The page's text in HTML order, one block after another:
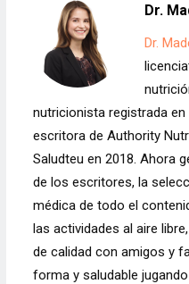
Dr.
Dr.
nutricionista registrada
escritora de Authority
Saludteu en 2018. Ahora
de los escritores, la
médica de todo el
las actividades al aire
de calidad con amigos y
forma y saludable